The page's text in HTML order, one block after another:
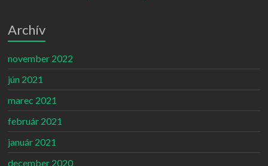
Archív
november 2022
jún 2021
marec 2021
február 2021
január 2021
december 2020